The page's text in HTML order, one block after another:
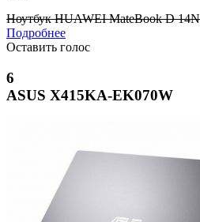
Ноутбук HUAWEI MateBook D
Подробнее
Оставить голос
6
ASUS X415KA-EK070W